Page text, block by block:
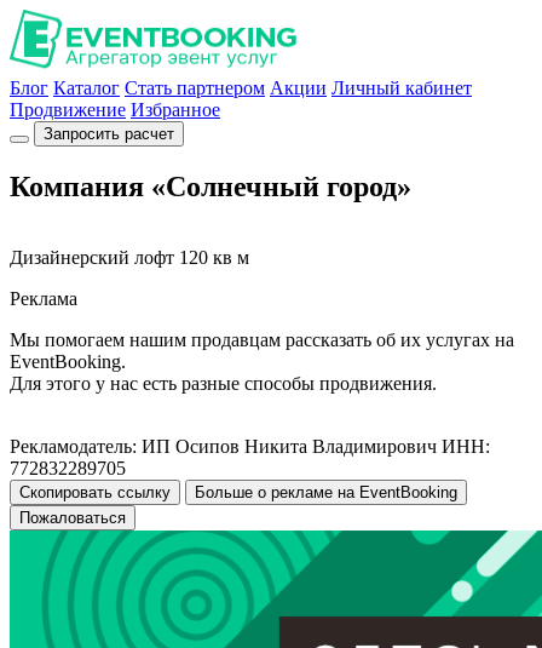
Блог Каталог Стать партнером Акции Личный кабинет
Продвижение Избранное
Запросить расчет
Компания «Cолнечный город»
Дизайнерский лофт 120 кв м
Реклама
Мы помогаем нашим продавцам рассказать об их услугах на
EventBooking.
Для этого у нас есть разные способы продвижения.
Рекламодатель: ИП Осипов Никита Владимирович ИНН:
772832289705
Скопировать ссылку
Больше о рекламе на EventBooking
Пожаловаться